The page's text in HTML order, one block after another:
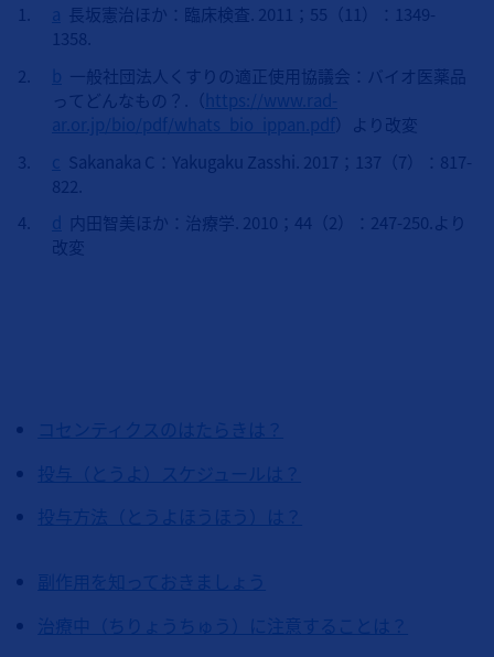
a 長坂憲治ほか：臨床検査. 2011；55（11）：1349-
1358.
b 一般社団法人くすりの適正使用協議会：バイオ医薬品
ってどんなもの？.（ https://www.rad-
ar.or.jp/bio/pdf/whats_bio_ippan.pdf）より改変
c Sakanaka C：Yakugaku Zasshi. 2017；137（7）：817-
822.
d 内田智美ほか：治療学. 2010；44（2）：247-250.より
改変
コセンティクスのはたらきは？
投与（とうよ）スケジュールは？
投与方法（とうよほうほう）は？
副作用を知っておきましょう
治療中（ちりょうちゅう）に注意することは？